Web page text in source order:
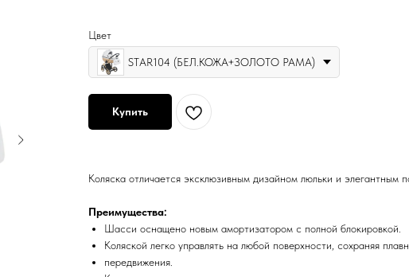
Цвет
STAR104 (БЕЛ.КОЖА+ЗОЛОТО РАМА)
Купить
Коляска отличается эксклюзивным дизайном люльки и элегантным
Преимущества:
Шасси оснащено новым амортизатором с полной блокировкой.
Коляской легко управлять на любой поверхности, сохраняя
передвижения.